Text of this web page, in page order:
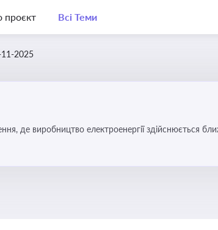
проєкт Всі Теми
2025
де виробництво електроенергії здійснюється
при транспортуванні енергії та